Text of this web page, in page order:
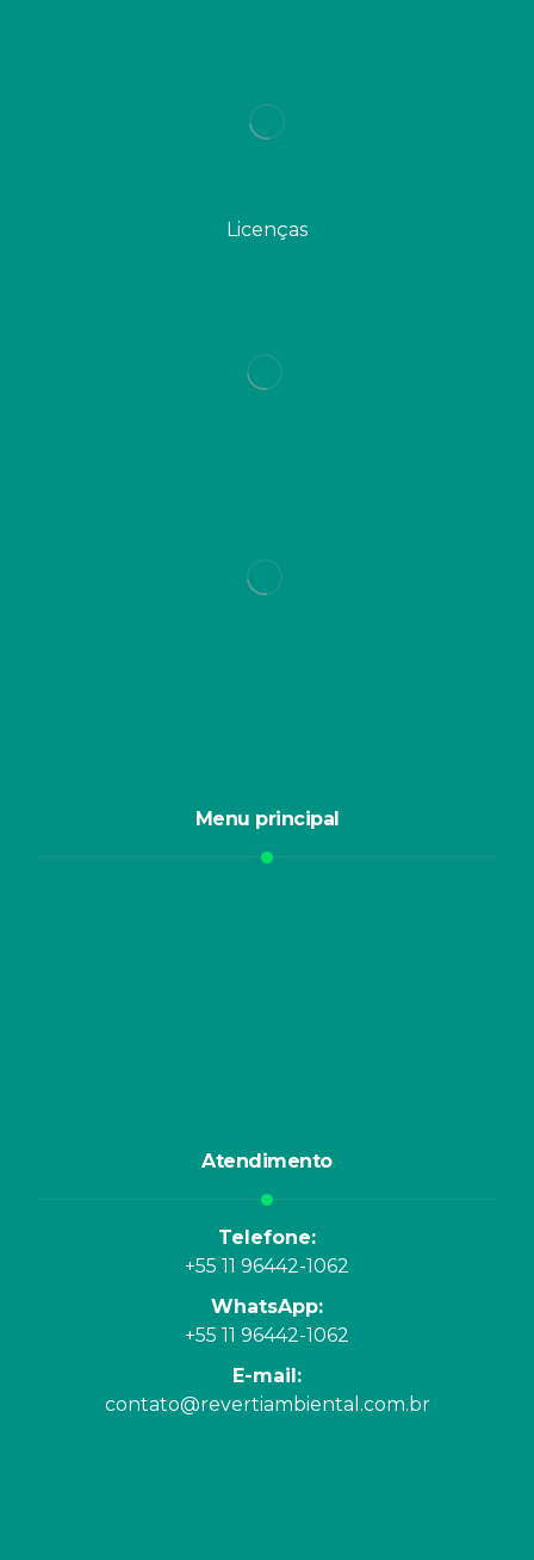
Licenças
Menu principal
Atendimento
Telefone
+55 11 96442-1062
WhatsApp
+55 11 96442-1062
E-mail
contato@revertiambiental.com.br